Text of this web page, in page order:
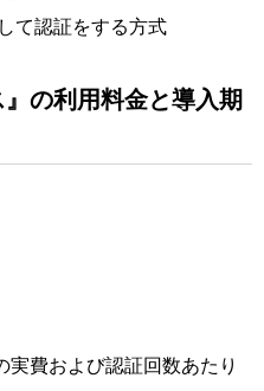
て認証をする方式
』の利用料金と導入期
費および認証回数あたり